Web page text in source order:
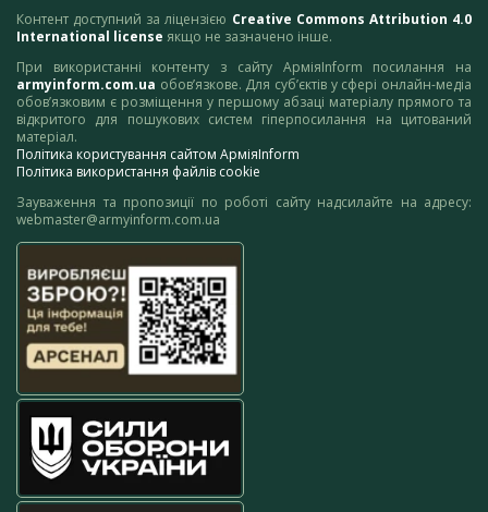
Контент доступний за ліцензією Creative Commons Attribution 4.0
International license якщо не зазначено інше.
При використанні контенту з сайту АрміяInform посилання на
armyinform.com.ua обов’язкове. Для суб’єктів у сфері онлайн-медіа
обов’язковим є розміщення у першому абзаці матеріалу прямого та
відкритого для пошукових систем гіперпосилання на цитований
матеріал.
Політика користування сайтом АрміяInform
Політика використання файлів cookie
Зауваження та пропозиції по роботі сайту надсилайте на адресу:
webmaster@armyinform.com.ua